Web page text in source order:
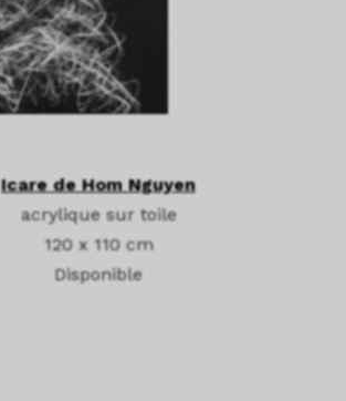
Icare de Hom Nguyen
acrylique sur toile
120 x 110 cm
Disponible